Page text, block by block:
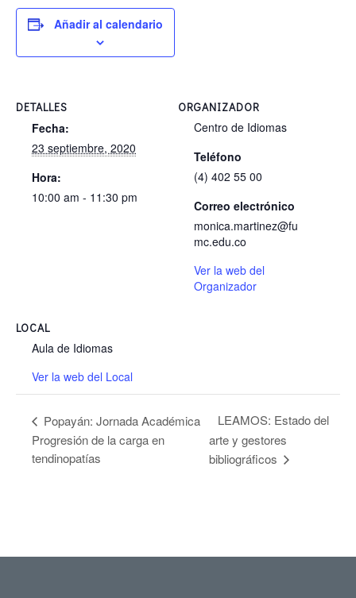
Añadir al calendario
DETALLES
Fecha:
23 septiembre, 2020
Hora:
10:00 am - 11:30 pm
ORGANIZADOR
Centro de Idiomas
Teléfono
(4) 402 55 00
Correo electrónico
monica.martinez@fu
mc.edu.co
Ver la web del
Organizador
LOCAL
Aula de Idiomas
Ver la web del Local
Popayán: Jornada Académica
Progresión de la carga en
tendinopatías
LEAMOS: Estado del
arte y gestores
bibliográficos